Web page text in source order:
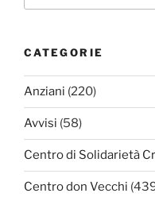
CATEGORIE
Anziani (220)
Avvisi (58)
Centro di Solidarietà
Centro don Vecchi